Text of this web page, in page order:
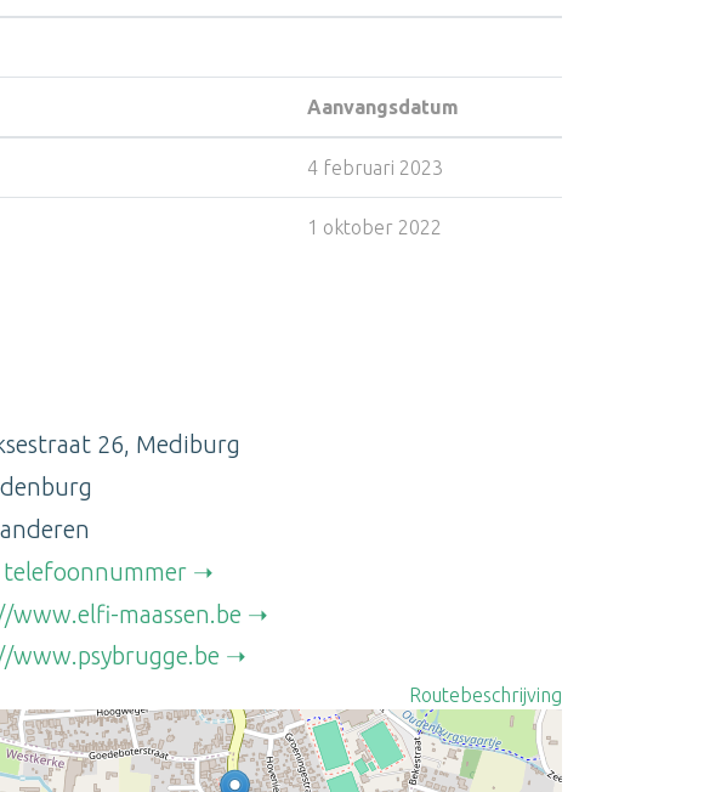
Aanvangsdatum
4 februari 2023
1 oktober 2022
26, Mediburg
telefoonnummer
maassen.be
www.psybrugge.be
Routebeschrijving